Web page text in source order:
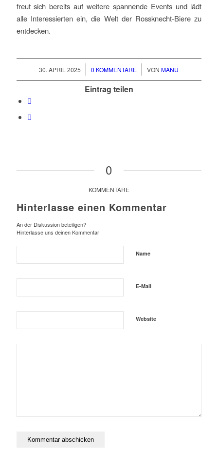
freut sich bereits auf weitere spannende Events und lädt
alle Interessierten ein, die Welt der Rossknecht-Biere zu
entdecken.
30. APRIL 2025
/ 0 KOMMENTARE
/ VON MANU
Eintrag teilen
0
KOMMENTARE
Hinterlasse einen Kommentar
An der Diskussion beteiligen?
Hinterlasse uns deinen Kommentar!
Name
E-Mail
Website